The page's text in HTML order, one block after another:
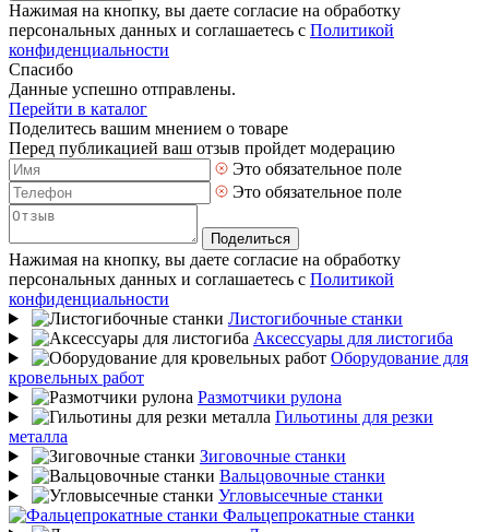
Нажимая на кнопку, вы даете согласие на обработку
персональных данных и соглашаетесь с Политикой
конфиденциальности
Спасибо
Данные успешно отправлены.
Перейти в каталог
Поделитесь вашим мнением о товаре
Перед публикацией ваш отзыв пройдет модерацию
Это обязательное поле
Это обязательное поле
Поделиться
Нажимая на кнопку, вы даете согласие на обработку
персональных данных и соглашаетесь с Политикой
конфиденциальности
Листогибочные станки
Аксессуары для листогиба
Оборудование для
кровельных работ
Размотчики рулона
Гильотины для резки
металла
Зиговочные станки
Вальцовочные станки
Угловысечные станки
Фальцепрокатные станки